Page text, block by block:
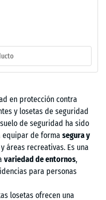
en protección contra
y losetas de seguridad
suelo de seguridad ha sido
de forma segura y
áreas recreativas. Es una
variedad de entornos,
para personas
losetas ofrecen una